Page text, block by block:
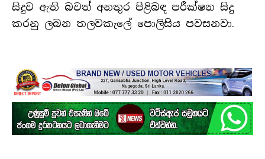
සිදුව ඇති බවත් අනතුර පිළිබඳ පරීක්ෂන සිදු
කරනු ලබන තලවකැලේ පොලිසිය පවසනවා.